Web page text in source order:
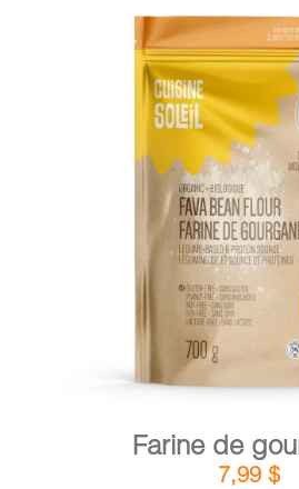
AJOUTER AU PANIER /
Farine de
7,99 $